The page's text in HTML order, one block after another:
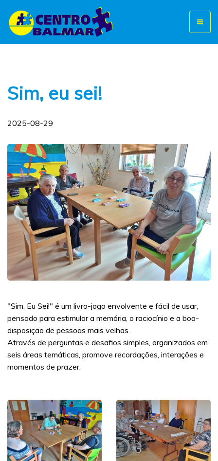
Sim, eu sei!
2025-08-29
"Sim, Eu Sei!" é um livro-jogo envolvente e fácil de usar,
pensado para estimular a memória, o raciocínio e a boa-
disposição de pessoas mais velhas.
Através de perguntas e desafios simples, organizados em
seis áreas temáticas, promove recordações, interações e
momentos de prazer.